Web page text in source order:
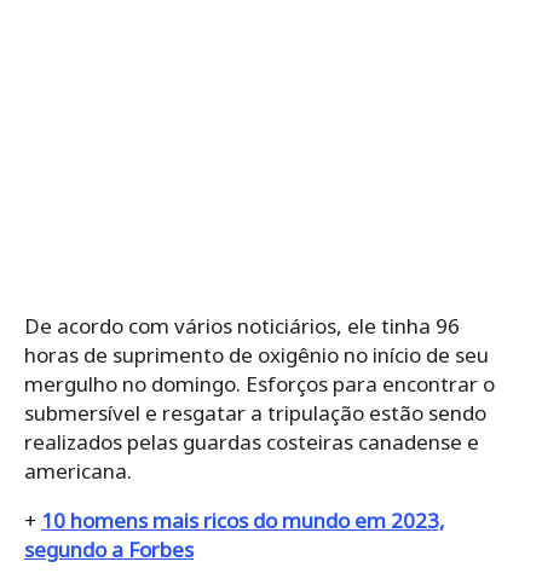
De acordo com vários noticiários, ele tinha 96
horas de suprimento de oxigênio no início de seu
mergulho no domingo. Esforços para encontrar o
submersível e resgatar a tripulação estão sendo
realizados pelas guardas costeiras canadense e
americana.
+ 10 homens mais ricos do mundo em 2023,
segundo a Forbes